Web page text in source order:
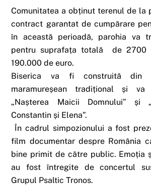
Comunitatea a obținut terenul de la
contract garantat de cumpărare
în această perioadă, parohia va
pentru suprafața totală de 2700
190.000 de euro.
Biserica va fi construită din
maramureșean tradițional și va
„Nașterea Maicii Domnului” și
Constantin și Elena”.
În cadrul simpozionului a fost
film documentar despre România
bine primit de către public. Emoția
au fost întregite de concertul
Grupul Psaltic Tronos.